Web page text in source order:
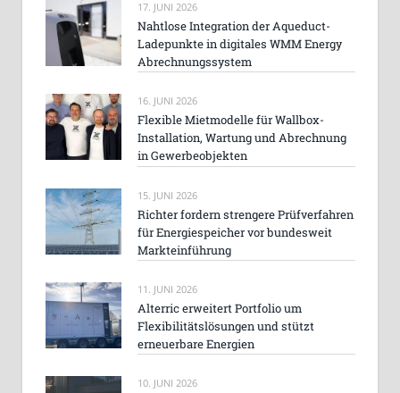
17. JUNI 2026
Nahtlose Integration der Aqueduct-
Ladepunkte in digitales WMM Energy
Abrechnungssystem
16. JUNI 2026
Flexible Mietmodelle für Wallbox-
Installation, Wartung und Abrechnung
in Gewerbeobjekten
15. JUNI 2026
Richter fordern strengere Prüfverfahren
für Energiespeicher vor bundesweit
Markteinführung
11. JUNI 2026
Alterric erweitert Portfolio um
Flexibilitätslösungen und stützt
erneuerbare Energien
10. JUNI 2026